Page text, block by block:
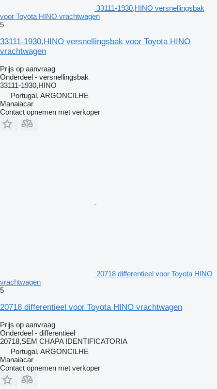
33111-1930,HINO versnellingsbak
voor Toyota HINO vrachtwagen
5
33111-1930,HINO versnellingsbak voor Toyota HINO
vrachtwagen
Prijs op aanvraag
Onderdeel - versnellingsbak
33111-1930,HINO
Portugal, ARGONCILHE
Manaiacar
Contact opnemen met verkoper
20718 differentieel voor Toyota HINO
vrachtwagen
5
20718 differentieel voor Toyota HINO vrachtwagen
Prijs op aanvraag
Onderdeel - differentieel
20718,SEM CHAPA IDENTIFICATORIA
Portugal, ARGONCILHE
Manaiacar
Contact opnemen met verkoper